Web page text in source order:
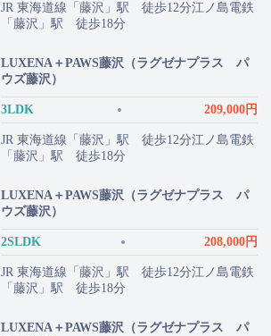
JR 東海道線「藤沢」駅 徒歩12分江ノ島電鉄
「藤沢」駅 徒歩18分
LUXENA＋PAWS藤沢（ラグゼナプラス パ
ウズ藤沢）
3LDK 209,000円
JR 東海道線「藤沢」駅 徒歩12分江ノ島電鉄
「藤沢」駅 徒歩18分
LUXENA＋PAWS藤沢（ラグゼナプラス パ
ウズ藤沢）
2SLDK 208,000円
JR 東海道線「藤沢」駅 徒歩12分江ノ島電鉄
「藤沢」駅 徒歩18分
LUXENA＋PAWS藤沢（ラグゼナプラス パ